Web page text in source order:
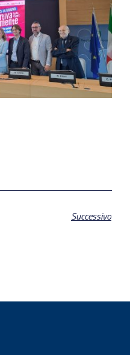
Successivo